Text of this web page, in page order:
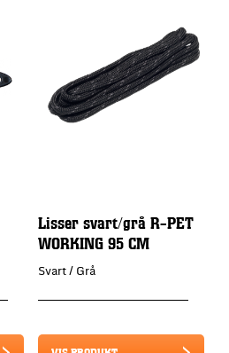
Lisser svart/grå R-PET
WORKING 95 CM
Svart / Grå
VIS PRODUKT